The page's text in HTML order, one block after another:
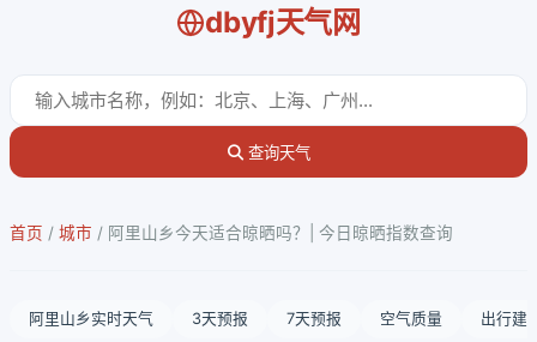
dbyfj天气网
查询天气
首页 / 城市 / 阿里山乡今天适合晾晒吗？| 今日晾晒指数查询
阿里山乡实时天气 3天预报 7天预报 空气质量 出行建